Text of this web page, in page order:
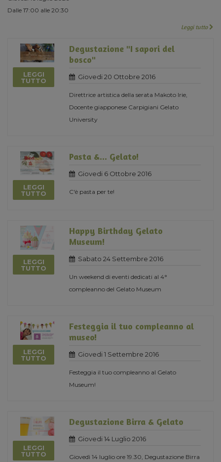
Dalle 17:00 alle 20:30
Leggi tutto
LEGGI
TUTTO
Degustazione "I sapori del
bosco"
Giovedi 20 Ottobre 2016
Direttrice artistica della serata Makoto Irie,
Docente giapponese Carpigiani Gelato
University
LEGGI
TUTTO
Pasta &... Gelato!
Giovedi 6 Ottobre 2016
C'è pasta per te!
LEGGI
TUTTO
Happy Birthday Gelato
Museum!
Sabato 24 Settembre 2016
Un weekend di eventi dedicati al 4°
compleanno del Gelato Museum
LEGGI
TUTTO
Festeggia il tuo compleanno al
museo!
Giovedi 1 Settembre 2016
Festeggia il tuo compleanno al Gelato
Museum!
LEGGI
TUTTO
Degustazione Birra & Gelato
Giovedi 14 Luglio 2016
Giovedì 14 luglio ore 19.30, Degustazione Birra